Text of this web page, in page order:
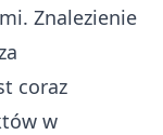
Znalezienie
coraz
w